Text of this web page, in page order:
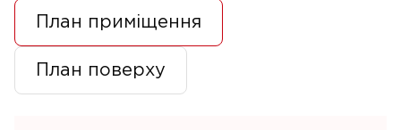
План приміщення
План поверху